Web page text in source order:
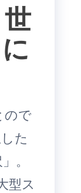
ので
た
。
型ス